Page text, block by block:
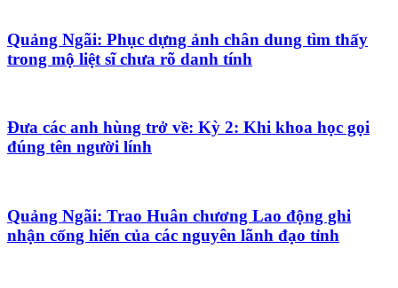
Quảng Ngãi: Phục dựng ảnh chân dung tìm thấy
trong mộ liệt sĩ chưa rõ danh tính
Đưa các anh hùng trở về: Kỳ 2: Khi khoa học gọi
đúng tên người lính
Quảng Ngãi: Trao Huân chương Lao động ghi
nhận cống hiến của các nguyên lãnh đạo tỉnh